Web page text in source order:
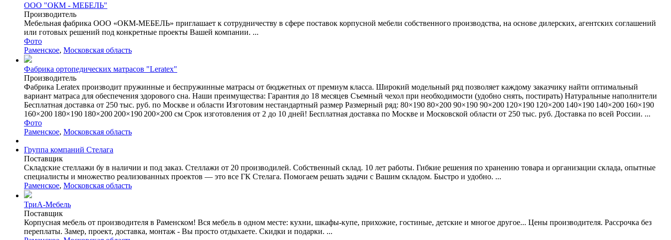
ООО "ОКМ - МЕБЕЛЬ"
Производитель
Мебельная фабрика ООО «ОКМ-МЕБЕЛЬ» приглашает к сотрудничеству в сфере поставок корпусной мебели собственного производства, на основе дилерских, агентских соглашений
или готовых решений под конкретные проекты Вашей компании. ...
Фото
Раменское, Московская область
Фабрика ортопедических матрасов "Leratex"
Производитель
Фабрика Leratex производит пружинные и беспружинные матрасы от бюджетных от премиум класса. Широкий модельный ряд позволяет каждому заказчику найти оптимальный
вариант матраса для обеспечения здорового сна. Наши преимущества: Гарантия до 18 месяцев Съемный чехол при необходимости (удобно снять, постирать) Натуральные наполнители
Бесплатная доставка от 250 тыс. руб. по Москве и области Изготовим нестандартный размер Размерный ряд: 80×190 80×200 90×190 90×200 120×190 120×200 140×190 140×200 160×190
160×200 180×190 180×200 200×190 200×200 см Срок изготовления от 2 до 10 дней! Бесплатная доставка по Москве и Московской области от 250 тыс. руб. Доставка по всей России. ...
Фото
Раменское, Московская область
Группа компаний Стелага
Поставщик
Складские стеллажи бу в наличии и под заказ. Стеллажи от 20 производилей. Собственный склад. 10 лет работы. Гибкие решения по хранению товара и организации склада, опытные
специалисты и множество реализованных проектов — это все ГК Стелага. Помогаем решать задачи с Вашим складом. Быстро и удобно. ...
Раменское, Московская область
ТриА-Мебель
Поставщик
Корпусная мебель от производителя в Раменском! Вся мебель в одном месте: кухни, шкафы-купе, прихожие, гостиные, детские и многое другое... Цены производителя. Рассрочка без
переплаты. Замер, проект, доставка, монтаж - Вы просто отдыхаете. Скидки и подарки. ...